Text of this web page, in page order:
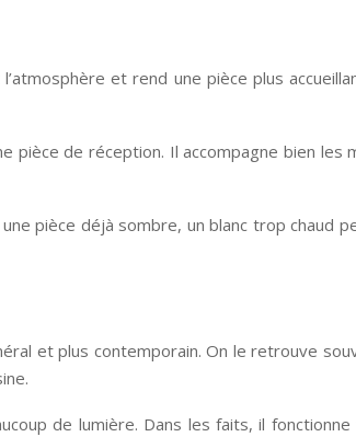
et rend une pièce plus
pièce de réception. Il accompagne bien les
pièce déjà sombre, un blanc trop chaud
et plus contemporain. On le retrouve
de lumière. Dans les faits, il